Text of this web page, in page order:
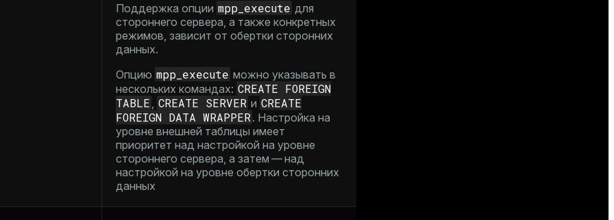
Поддержка опции mpp_execute для
стороннего сервера, а также конкретных
режимов, зависит от обертки сторонних
данных.
Опцию mpp_execute можно указывать в
нескольких командах: CREATE FOREIGN
TABLE , CREATE SERVER и CREATE
FOREIGN DATA WRAPPER. Настройка на
уровне внешней таблицы имеет
приоритет над настройкой на уровне
стороннего сервера, а затем — над
настройкой на уровне обертки сторонних
данных